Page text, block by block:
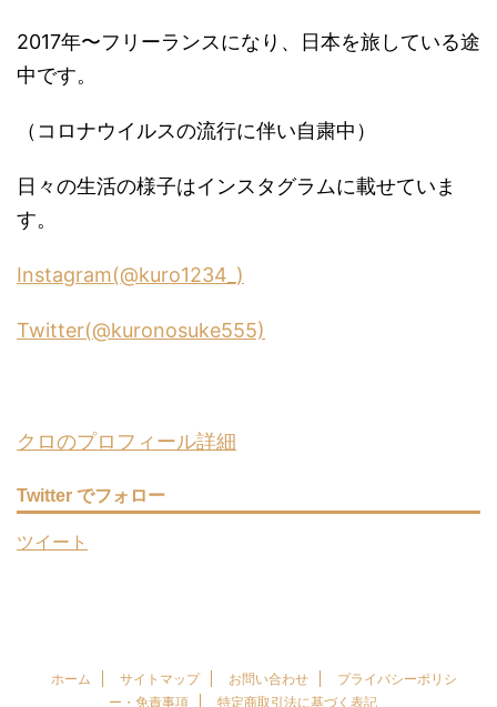
2017年〜フリーランスになり、日本を旅している途
中です。
（コロナウイルスの流行に伴い自粛中）
日々の生活の様子はインスタグラムに載せていま
す。
Instagram(@kuro1234_)
Twitter(@kuronosuke555)
クロのプロフィール詳細
Twitter でフォロー
ツイート
ホーム サイトマップ お問い合わせ
プライバシーポリシ
ー・免責事項
特定商取引法に基づく表記